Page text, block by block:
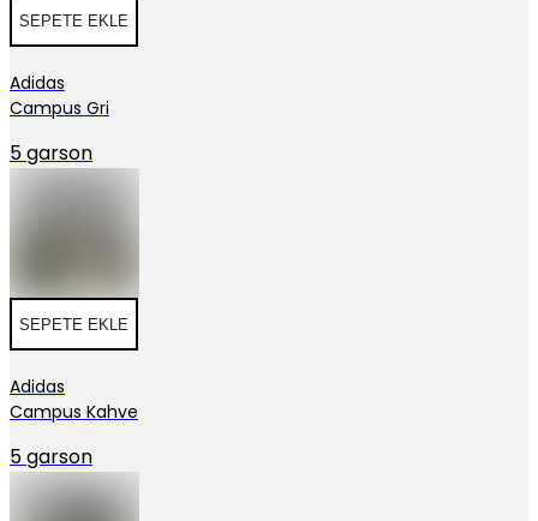
SEPETE EKLE
Adidas
Campus Gri
5 garson
SEPETE EKLE
Adidas
Campus Kahve
5 garson